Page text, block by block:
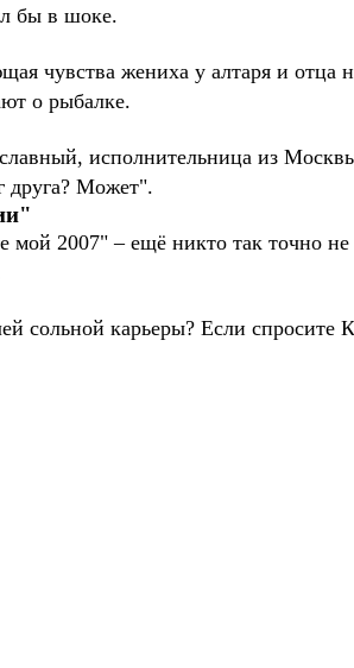
бы в шоке.
чувства жениха у алтаря и
о рыбалке.
исполнительница из
друга? Может".
мой 2007" – ещё никто так точно
сольной карьеры? Если